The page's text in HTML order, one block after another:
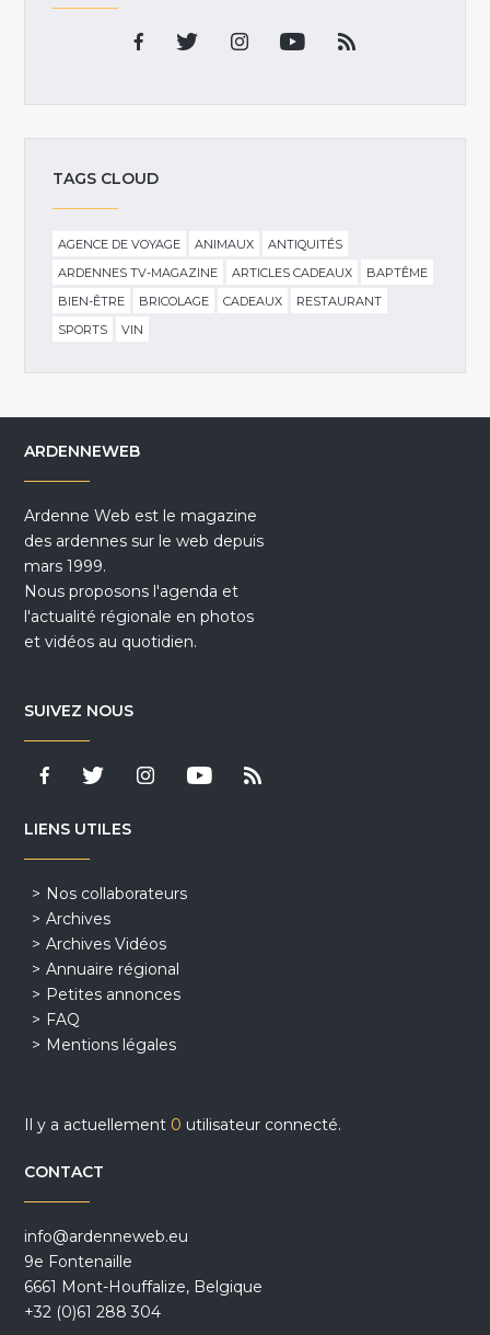
TAGS CLOUD
AGENCE DE VOYAGE ANIMAUX
ANTIQUITÉS
ARDENNES TV-MAGAZINE
ARTICLES CADEAUX
BAPTÊME
BIEN-ÊTRE
BRICOLAGE CADEAUX
RESTAURANT
SPORTS
VIN
ARDENNEWEB
Ardenne Web est le magazine
des ardennes sur le web depuis
mars 1999.
Nous proposons l'agenda et
l'actualité régionale en photos
et vidéos au quotidien.
SUIVEZ NOUS
LIENS UTILES
Nos collaborateurs
Archives
Archives Vidéos
Annuaire régional
Petites annonces
FAQ
Mentions légales
Il y a actuellement 0 utilisateur connecté.
CONTACT
info@ardenneweb.eu
9e Fontenaille
6661 Mont-Houffalize, Belgique
+32 (0)61 288 304